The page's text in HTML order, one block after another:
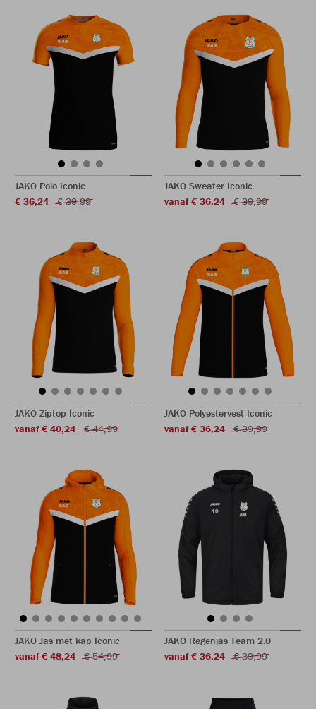
JAKO Polo Iconic
€ 36,24
€ 39,99
JAKO Sweater Iconic
vanaf € 36,24
€ 39,99
JAKO Ziptop Iconic
vanaf € 40,24
€ 44,99
JAKO Polyestervest Iconic
vanaf € 36,24
€ 39,99
JAKO Jas met kap Iconic
vanaf € 48,24
€ 54,99
JAKO Regenjas Team 2.0
vanaf € 36,24
€ 39,99